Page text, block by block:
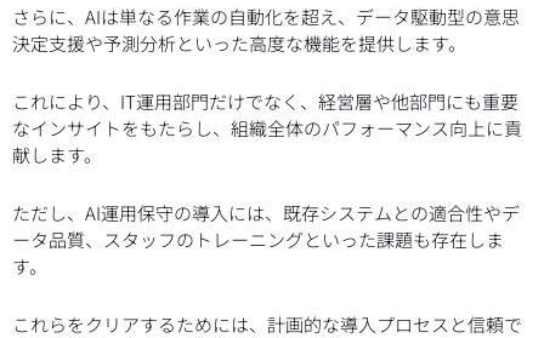
さらに、AIは単なる作業の自動化を超え、データ駆動型の意思
決定支援や予測分析といった高度な機能を提供します。
これにより、IT運用部門だけでなく、経営層や他部門にも重要
なインサイトをもたらし、組織全体のパフォーマンス向上に貢
献します。
ただし、AI運用保守の導入には、既存システムとの適合性やデ
ータ品質、スタッフのトレーニングといった課題も存在しま
す。
これらをクリアするためには、計画的な導入プロセスと信頼で